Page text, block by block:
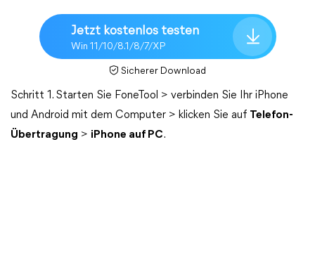
Jetzt kostenlos testen
Win 11/10/8.1/8/7/XP
Sicherer Download
Schritt 1. Starten Sie FoneTool > verbinden Sie Ihr iPhone
und Android mit dem Computer > klicken Sie auf Telefon-
Übertragung > iPhone auf PC.